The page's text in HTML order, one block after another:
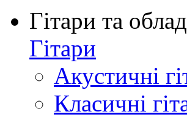
Гітари та
Гітари
Акустичні
Класичні